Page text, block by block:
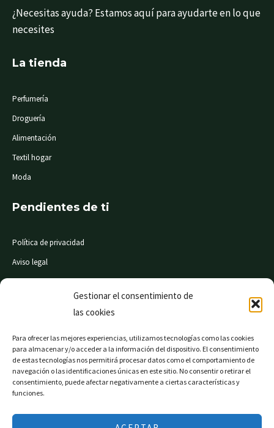
Gestionar el consentimiento de
las cookies
Para ofrecer las mejores experiencias, utilizamos tecnologías como las cookies
para almacenar y/o acceder a la información del dispositivo. El consentimiento
de estas tecnologías nos permitirá procesar datos como el comportamiento de
navegación o las identificaciones únicas en este sitio. No consentir o retirar el
consentimiento, puede afectar negativamente a ciertas características y
funciones.
¿Necesitas ayuda? Estamos aquí para ayudarte en lo que
necesites
La tienda
Perfumería
Droguería
Alimentación
Textil hogar
Moda
Pendientes de ti
Política de privacidad
Aviso legal
Condiciones de compra
© Mi Súper 24 horas. Todos los derechos reservados
Página web financiada por el Programa KIT Digital. Plan